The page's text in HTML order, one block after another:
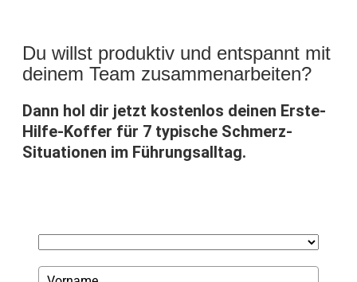
Du willst produktiv und entspannt mit
deinem Team zusammenarbeiten?
Dann hol dir jetzt kostenlos deinen Erste-
Hilfe-Koffer für 7 typische Schmerz-
Situationen im Führungsalltag.